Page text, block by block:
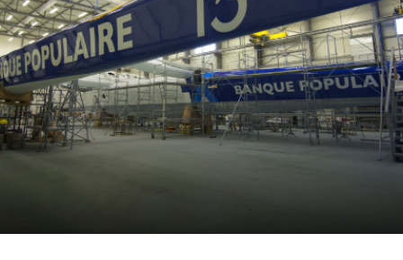
Lauriane Nolot en or à Long